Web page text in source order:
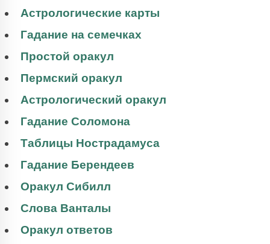
Астрологические карты
Гадание на семечках
Простой оракул
Пермский оракул
Астрологический оракул
Гадание Соломона
Таблицы Нострадамуса
Гадание Берендеев
Оракул Сибилл
Слова Ванталы
Оракул ответов